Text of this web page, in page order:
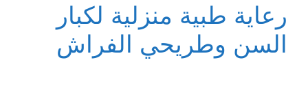
رعاية طبية منزلية لكبار
السن وطريحي الفراش